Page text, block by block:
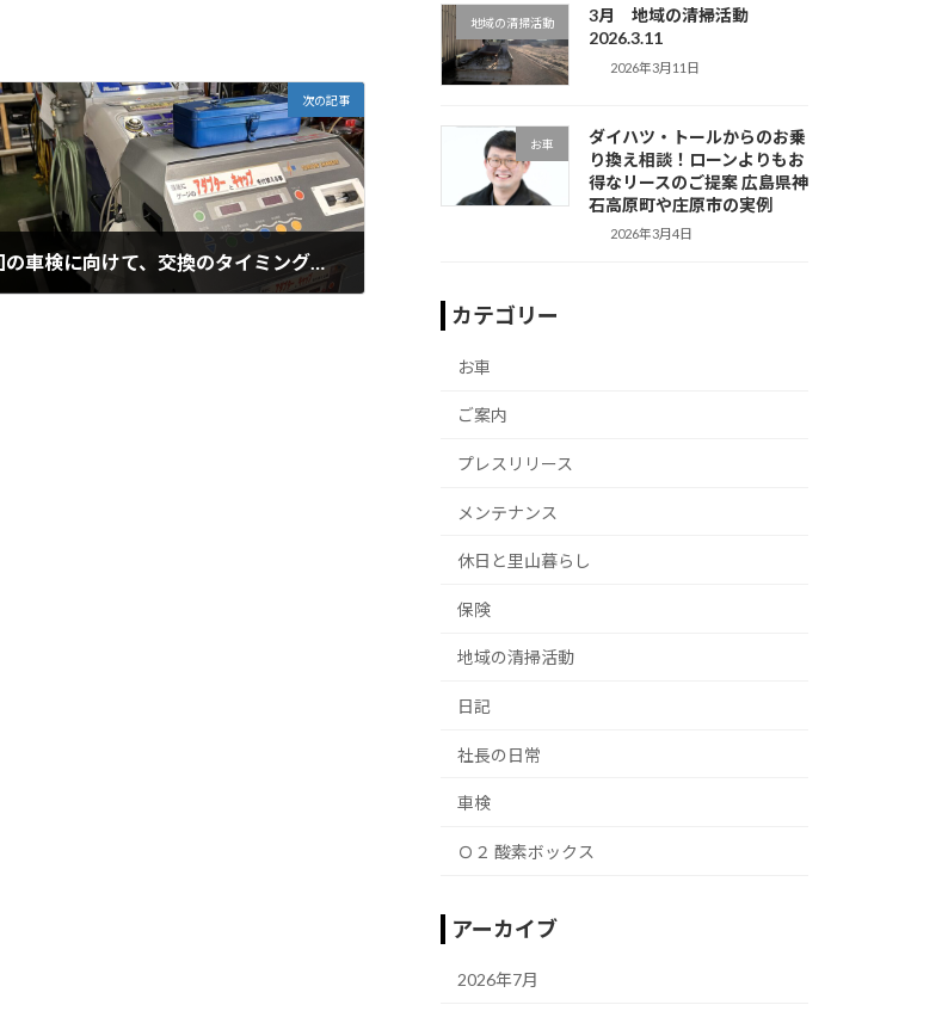
次の記事
次回の車検に向けて、交換のタイミングをご相談
地域の清掃活動
3月 地域の清掃活動
2026.3.11
2026年3月11日
お車
ダイハツ・トールからのお乗
り換え相談！ローンよりもお
得なリースのご提案 広島県神
石高原町や庄原市の実例
2026年3月4日
カテゴリー
お車
ご案内
プレスリリース
メンテナンス
休日と里山暮らし
保険
地域の清掃活動
日記
社長の日常
車検
Ｏ２ 酸素ボックス
アーカイブ
2026年7月